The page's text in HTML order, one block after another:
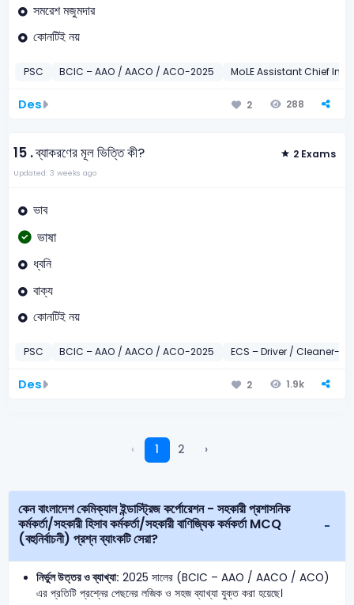
সমরেশ মজুমদার
কোনটিই নয়
PSC BCIC – AAO / AACO / ACO-2025 MoLE Assistant Chief
Des 2 288
15 .ব্যাকরণের মূল ভিত্তি কী? 2 Exams
Updated: 3 weeks ago
ভাব
ভাষা
ধ্বনি
বাক্য
কোনটিই নয়
PSC BCIC – AAO / AACO / ACO-2025 ECS – Driver / Cleaner-
Des 2 1.9k
‹ 1 2 ›
কেন বাংলাদেশ কেমিক্যাল ইন্ডাস্ট্রিজ কর্পোরেশন - সহকারী প্রশাসনিক
কর্মকর্তা/সহকারী হিসাব কর্মকর্তা/সহকারী বাণিজ্যিক কর্মকর্তা MCQ
(বহুনির্বাচনী) প্রশ্ন ব্যাংকটি সেরা?
নির্ভুল উত্তর ও ব্যাখ্যা: 2025 সালের (BCIC – AAO / AACO / ACO)
এর প্রতিটি প্রশ্নের পেছনের লজিক ও সহজ ব্যাখ্যা যুক্ত করা হয়েছে।